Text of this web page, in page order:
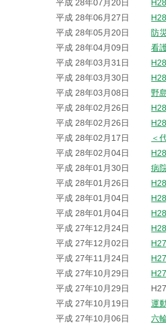
平成 28年07月20日
平成 28年06月27日
平成 28年05月20日
防
平成 28年04月09日
看
平成 28年03月31日
平成 28年03月30日
平成 28年03月08日
野
平成 28年02月26日
平成 28年02月26日
平成 28年02月17日
＜
平成 28年02月04日
平成 28年01月30日
病
平成 28年01月26日
平成 28年01月04日
平成 28年01月04日
平成 27年12月24日
平成 27年12月02日
平成 27年11月24日
平成 27年10月29日
平成 27年10月29日
平成 27年10月19日
運
平成 27年10月06日
六